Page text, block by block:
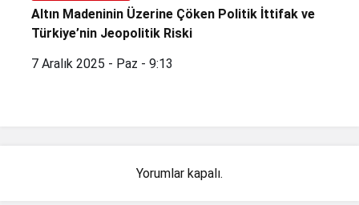
Altın Madeninin Üzerine Çöken Politik İttifak ve
Türkiye’nin Jeopolitik Riski
7 Aralık 2025 - Paz - 9:13
Yorumlar kapalı.